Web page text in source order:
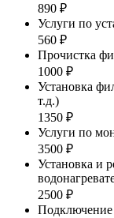
890 ₽
Услуги по
560 ₽
Прочистка
1000 ₽
Установка
т.д.)
1350 ₽
Услуги по
3500 ₽
Установка и
2500 ₽
Подключение